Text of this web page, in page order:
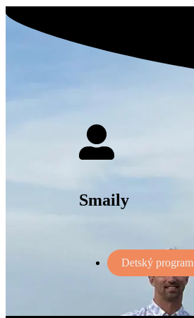
Smaily
Detský program